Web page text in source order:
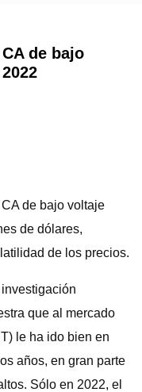
de bajo
de bajo voltaje
de dólares,
de los precios.
que al mercado
le ha ido bien en
años, en gran parte
Sólo en 2022, el